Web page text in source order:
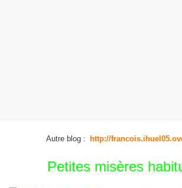
Autre blog : http://
Petites misères